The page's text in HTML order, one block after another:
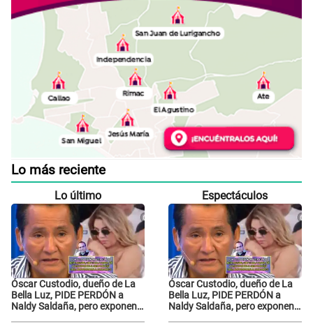
Lo más reciente
Lo último
Óscar Custodio, dueño de La
Bella Luz, PIDE PERDÓN a
Naldy Saldaña, pero exponen
Espectáculos
Óscar Custodio, dueño de La
Bella Luz, PIDE PERDÓN a
Naldy Saldaña, pero exponen